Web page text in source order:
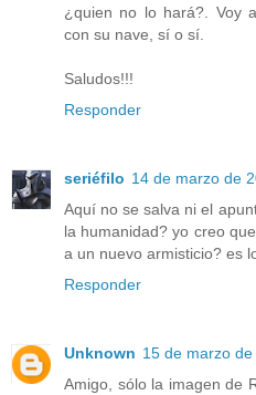
¿quien no lo hará?. Voy
con su nave, sí o sí.
Saludos!!!
Responder
seriéfilo 14 de marzo de
Aquí no se salva ni el
la humanidad? yo creo
a un nuevo armisticio? es
Responder
Unknown 15 de marzo
Amigo, sólo la imagen de